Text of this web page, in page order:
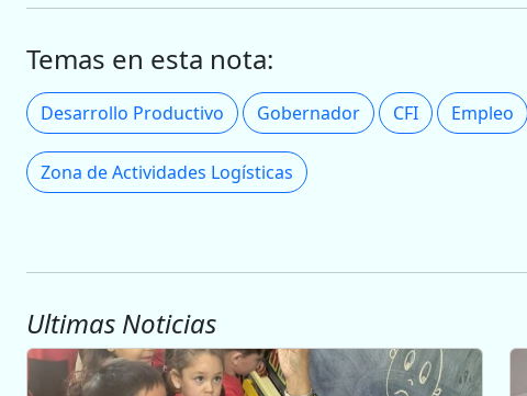
Temas en esta nota:
Desarrollo Productivo Gobernador CFI Empleo
Zona de Actividades Logísticas
Ultimas Noticias